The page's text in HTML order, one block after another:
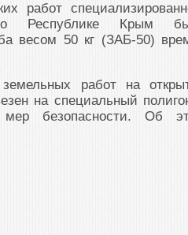
работ
Республике Крым
весом 50 кг (ЗАБ-50)
работ на
на специальный
безопасности. Об